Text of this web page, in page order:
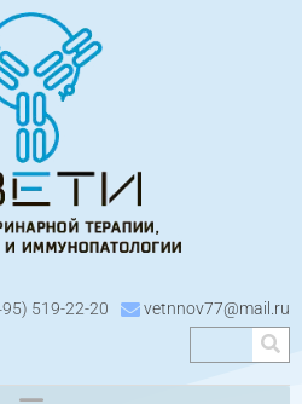
519-22-20 vetnnov77@mail.ru